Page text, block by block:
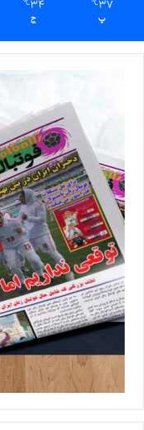
37
℃
پ
34
℃
ج